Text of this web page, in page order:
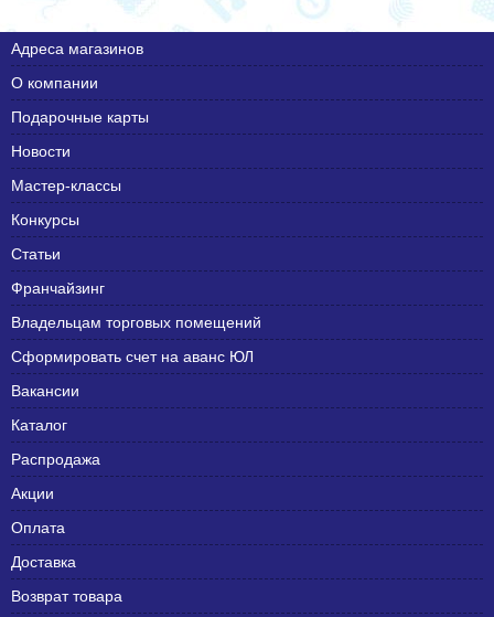
Адреса магазинов
О компании
Подарочные карты
Новости
Мастер-классы
Конкурсы
Статьи
Франчайзинг
Владельцам торговых помещений
Сформировать счет на аванс ЮЛ
Вакансии
Каталог
Распродажа
Акции
Оплата
Доставка
Возврат товара